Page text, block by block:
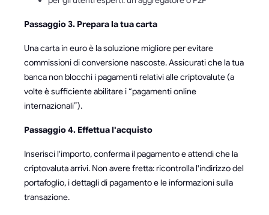
Passaggio 3. Prepara la tua carta
Una carta in euro è la soluzione migliore per evitare
commissioni di conversione nascoste. Assicurati che la tua
banca non blocchi i pagamenti relativi alle criptovalute (a
volte è sufficiente abilitare i “pagamenti online
internazionali”).
Passaggio 4. Effettua l'acquisto
Inserisci l'importo, conferma il pagamento e attendi che la
criptovaluta arrivi. Non avere fretta: ricontrolla l'indirizzo del
portafoglio, i dettagli di pagamento e le informazioni sulla
transazione.